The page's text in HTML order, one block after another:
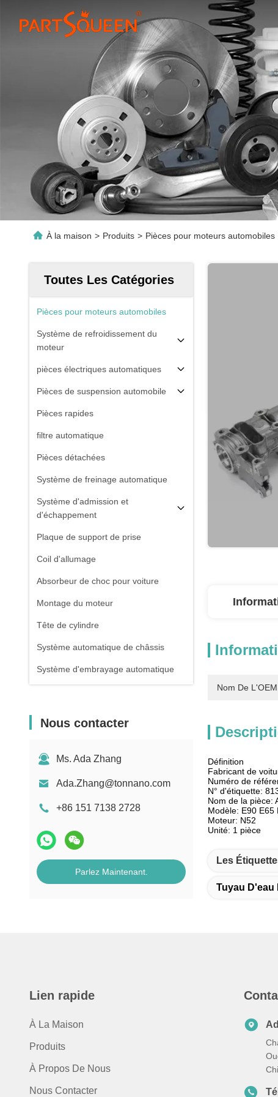
À la maison > Produits > Pièces pour moteurs automobiles
Toutes Les Catégories
Pièces pour moteurs automobiles
Système de refroidissement du
moteur
pièces électriques automatiques
Pièces de suspension automobile
Pièces rapides
filtre automatique
Pièces détachées
Système de freinage automatique
Système d'admission et
d'échappement
Plaque de support de prise
Coil d'allumage
Absorbeur de choc pour voiture
Montage du moteur
Tête de cylindre
Système automatique de châssis
Système d'embrayage automatique
Nous contacter
Ms. Ada Zhang
Ada.Zhang@tonnano.com
+86 151 7138 2728
Parlez Maintenant.
Nom De
Définition
Fabricant de
Numéro de
N° d'étiquette:
Nom de la pièce:
Modèle: E90 E65
Moteur: N52
Unité: 1 pièce
Les
Tuyau D'eau
Lien rapide
À La Maison
Produits
À Propos De Nous
Nous Contacter